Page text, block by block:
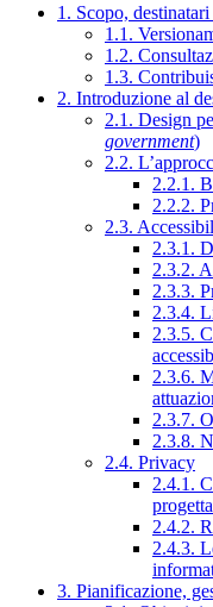
1. Scopo,
1.1.
1.2.
1.3.
2. Introduzione al
2.1. Design
government)
2.2.
2.2.1.
2.2.2.
2.3.
2.3.1.
2.3.2.
2.3.3.
2.3.4.
2.3.5.
2.3.6.
2.3.7.
2.3.8.
2.4. Privacy
2.4.1.
2.4.2.
2.4.3.
3. Pianificazione,